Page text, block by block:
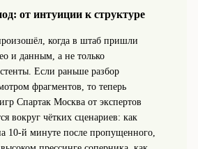
от интуиции к структуре
когда в штаб пришли
и данным, а не только
Если раньше разбор
фрагментов, то теперь
Спартак Москва от экспертов
вокруг чётких сценариев: как
10‑й минуте после пропущенного,